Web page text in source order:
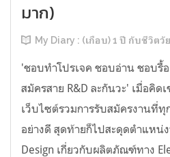
มาก)
My Diary : (เกือบ) 1 ปี กับชีวิต
'ชอบทำโปรเจค ชอบอ่าน ชอบรื้
สมัครสาย R&D ละกันวะ' เมื่อคิ
เว็บไซต์รวมการรับสมัครงานที่
อย่างดี สุดท้ายก็ไปสะดุดตำแหน่
Design เกี่ยวกับผลิตภัณฑ์ทาง